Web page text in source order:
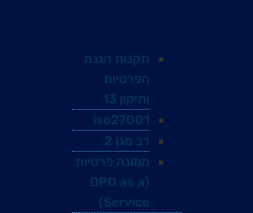
תקנות הגנת
הפרטיות
ותיקון 13
iso27001
רב מגן 2
ממונה פרטיות
(DPO as a
Service)